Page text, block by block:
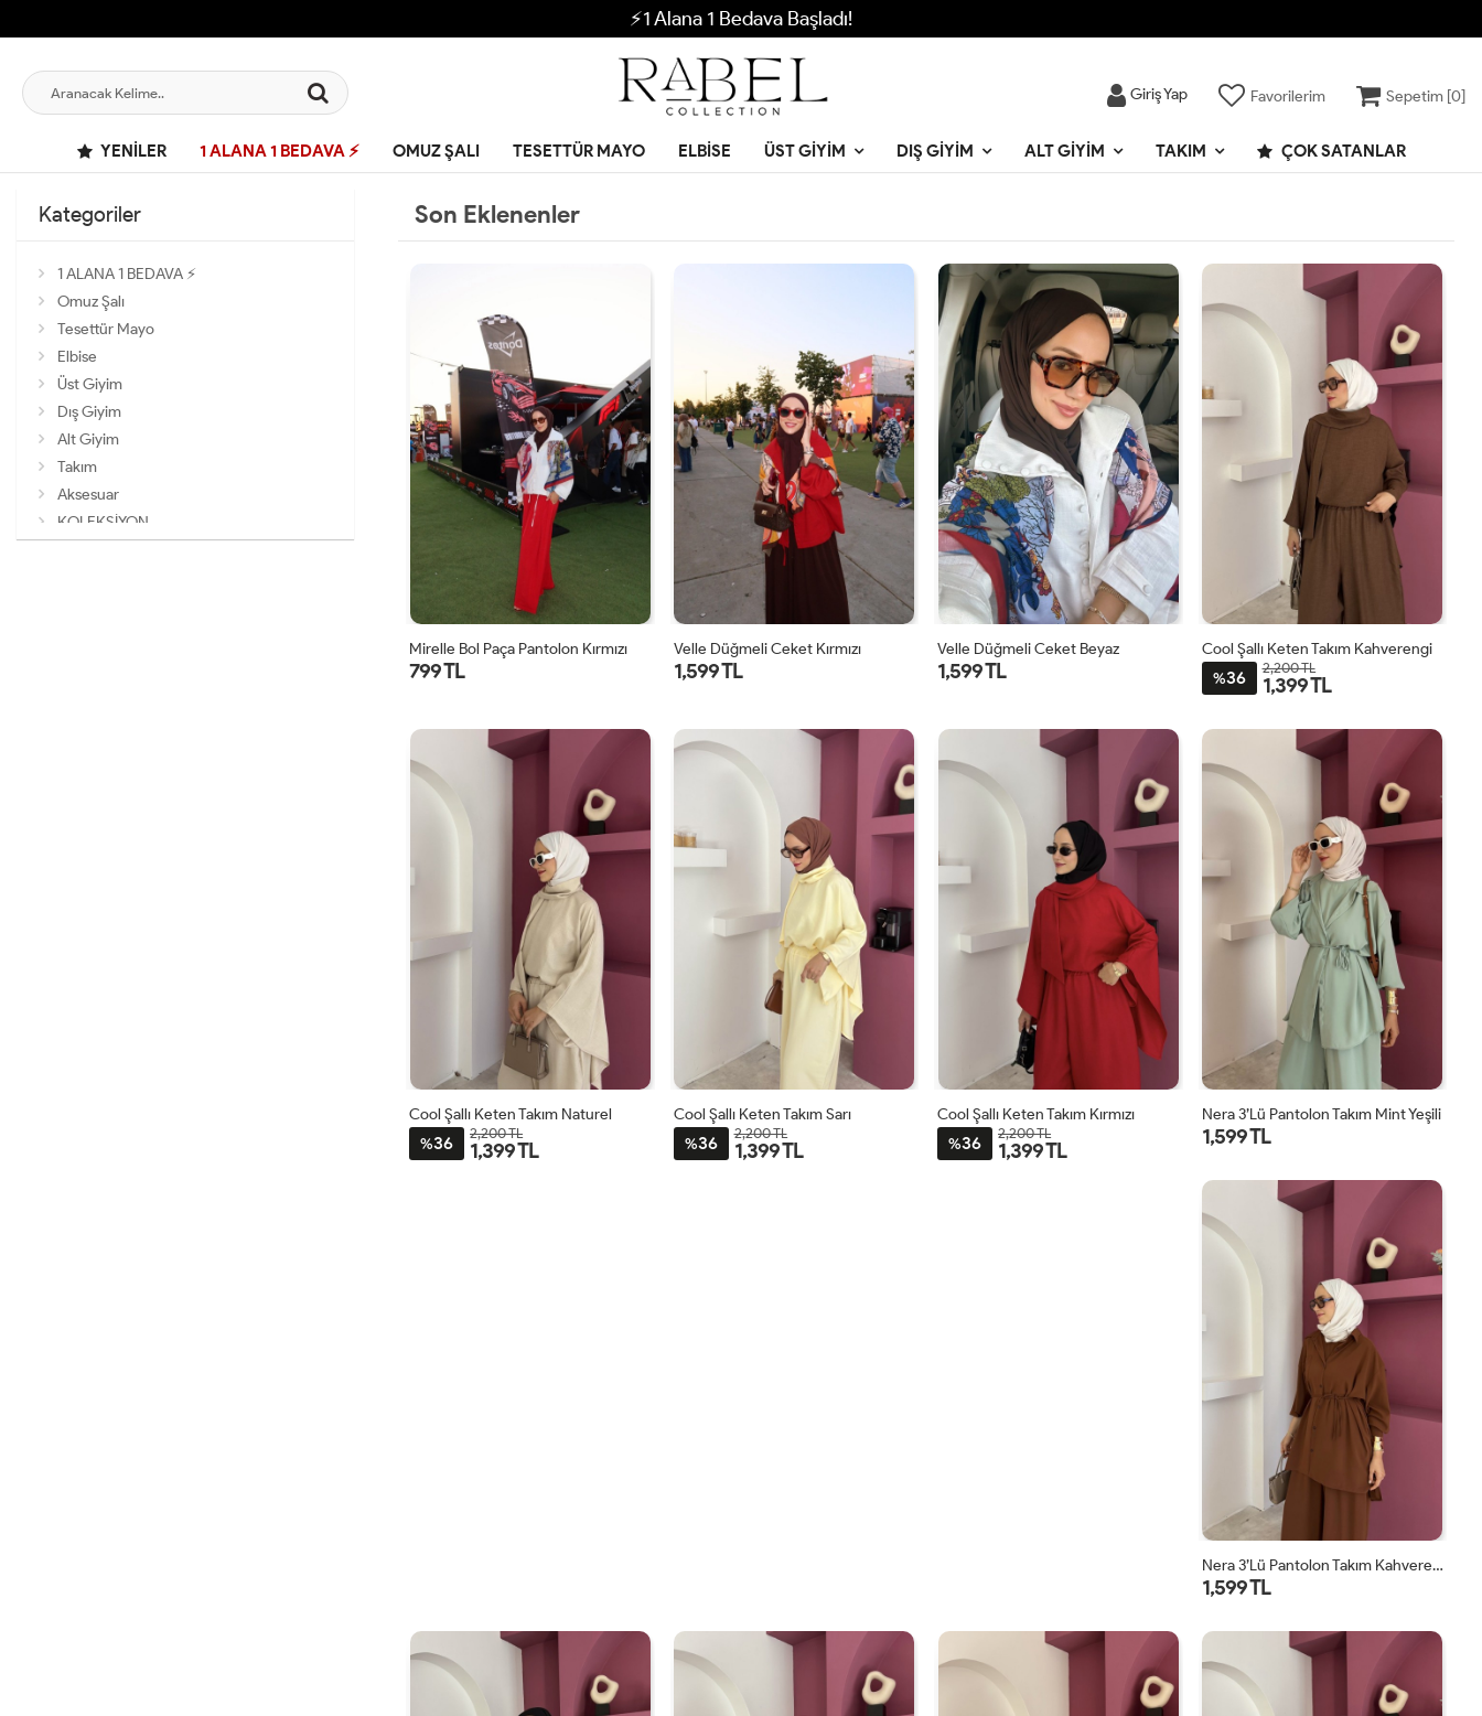
⚡1 Alana 1 Bedava Başladı!
Giriş Yap Favorilerim Sepetim [0]
YENILER 1 ALANA 1 BEDAVA ⚡ OMUZ ŞALI TESETTÜR MAYO ELBISE ÜST GIYIM DIŞ GIYIM ALT GIYIM TAKIM ÇOK SATANLAR
Kategoriler
1 ALANA 1 BEDAVA ⚡
Omuz Şalı
Tesettür Mayo
Elbise
Üst Giyim
Dış Giyim
Alt Giyim
Takım
Aksesuar
KOLEKSİYON
Son Eklenenler
Mirelle Bol Paça Pantolon Kırmızı
799 TL
Velle Düğmeli Ceket Kırmızı
1,599 TL
Velle Düğmeli Ceket Beyaz
1,599 TL
Cool Şallı Keten Takım Kahverengi
%36 2,200 TL
1,399 TL
Cool Şallı Keten Takım Naturel
%36 2,200 TL
1,399 TL
Cool Şallı Keten Takım Sarı
%36 2,200 TL
1,399 TL
Cool Şallı Keten Takım Kırmızı
%36 2,200 TL
1,399 TL
STD
Nera 3’lü Pantolon Takım Mint Yeşili
1,599 TL
STD
Nera 3’lü Pantolon Takım Kahverengi
1,599 TL